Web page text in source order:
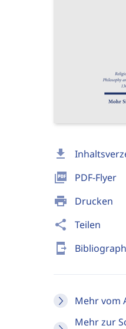
download
picture_as_pdf PDF-Flyer
print Drucken
share Teilen
send_to_mobile
Mehr vom
Mehr zur